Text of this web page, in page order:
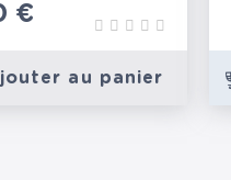
€
au panier